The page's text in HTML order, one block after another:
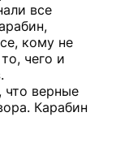
все
кому не
чего и
что верные
Карабин